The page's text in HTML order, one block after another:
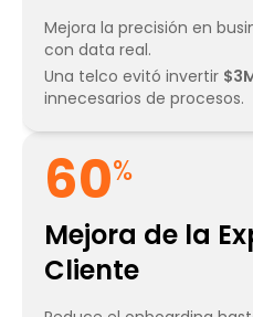
Mejora la precisión en
con data real.
Una telco evitó invertir
innecesarios de procesos.
60
60%
Mejora de la
Cliente